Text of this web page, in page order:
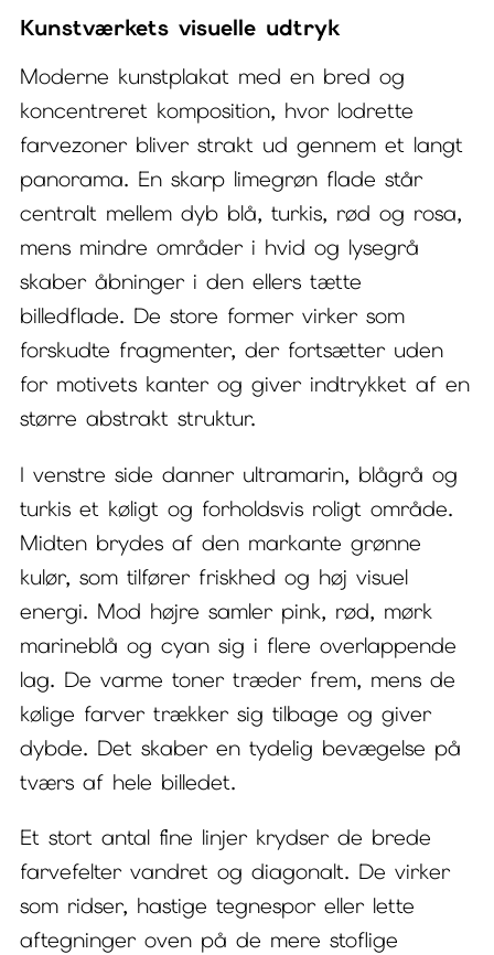
antal
Kunstværkets visuelle udtryk
Moderne kunstplakat med en bred og
koncentreret komposition, hvor lodrette
farvezoner bliver strakt ud gennem et langt
panorama. En skarp limegrøn flade står
centralt mellem dyb blå, turkis, rød og rosa,
mens mindre områder i hvid og lysegrå
skaber åbninger i den ellers tætte
billedflade. De store former virker som
forskudte fragmenter, der fortsætter uden
for motivets kanter og giver indtrykket af en
større abstrakt struktur.
I venstre side danner ultramarin, blågrå og
turkis et køligt og forholdsvis roligt område.
Midten brydes af den markante grønne
kulør, som tilfører friskhed og høj visuel
energi. Mod højre samler pink, rød, mørk
marineblå og cyan sig i flere overlappende
lag. De varme toner træder frem, mens de
kølige farver trækker sig tilbage og giver
dybde. Det skaber en tydelig bevægelse på
tværs af hele billedet.
Et stort antal fine linjer krydser de brede
farvefelter vandret og diagonalt. De virker
som ridser, hastige tegnespor eller lette
aftegninger oven på de mere stoflige